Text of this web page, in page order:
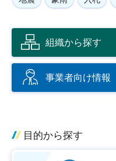
組織から探す
事業者向け情報
目的から探す